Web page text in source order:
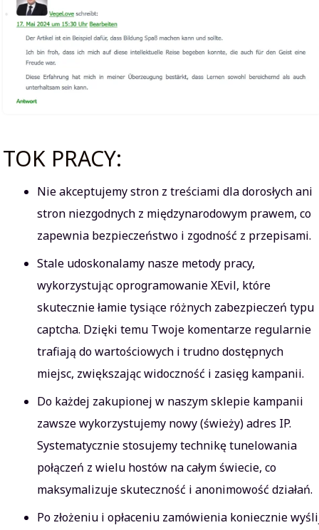
TOK PRACY:
Nie akceptujemy stron z treściami dla dorosłych ani
stron niezgodnych z międzynarodowym prawem, co
zapewnia bezpieczeństwo i zgodność z przepisami.
Stale udoskonalamy nasze metody pracy,
wykorzystując oprogramowanie XEvil, które
skutecznie łamie tysiące różnych zabezpieczeń typu
captcha. Dzięki temu Twoje komentarze regularnie
trafiają do wartościowych i trudno dostępnych
miejsc, zwiększając widoczność i zasięg kampanii.
Do każdej zakupionej w naszym sklepie kampanii
zawsze wykorzystujemy nowy (świeży) adres IP.
Systematycznie stosujemy technikę tunelowania
połączeń z wielu hostów na całym świecie, co
maksymalizuje skuteczność i anonimowość działań.
Po złożeniu i opłaceniu zamówienia koniecznie